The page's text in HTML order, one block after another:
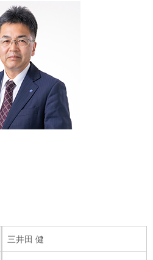
三井田 健